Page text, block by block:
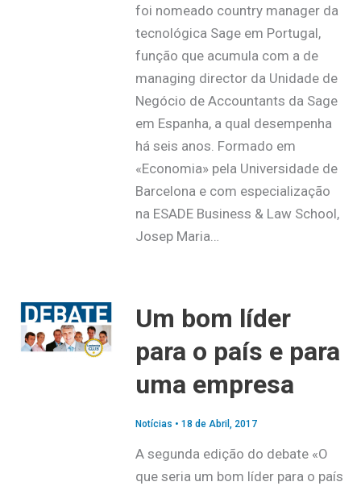
foi nomeado country manager da
tecnológica Sage em Portugal,
função que acumula com a de
managing director da Unidade de
Negócio de Accountants da Sage
em Espanha, a qual desempenha
há seis anos. Formado em
«Economia» pela Universidade de
Barcelona e com especialização
na ESADE Business & Law School,
Josep Maria…
Um bom líder
para o país e para
uma empresa
Notícias • 18 de Abril, 2017
A segunda edição do debate «O
que seria um bom líder para o país